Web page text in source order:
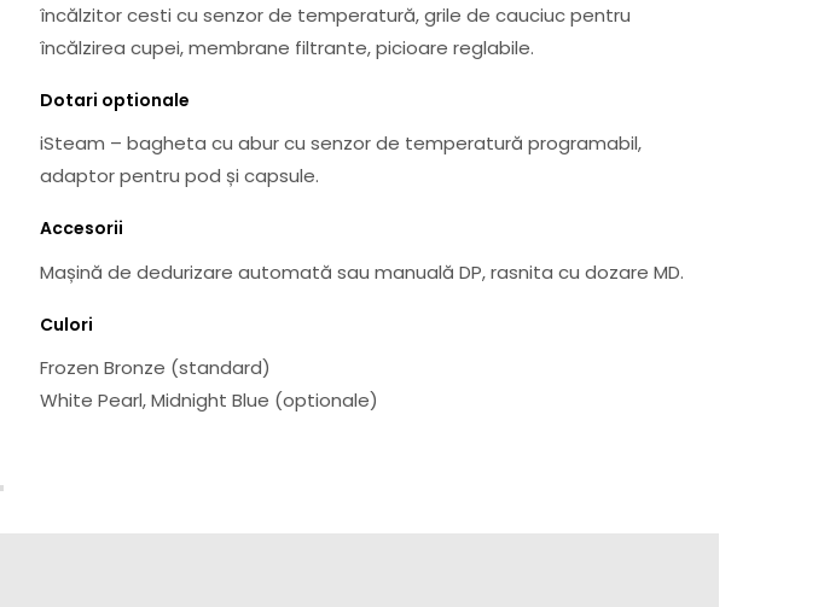
încălzitor cesti cu senzor de temperatură, grile de cauciuc pentru
încălzirea cupei, membrane filtrante, picioare reglabile.
Dotari optionale
iSteam – bagheta cu abur cu senzor de temperatură programabil,
adaptor pentru pod și capsule.
Accesorii
Mașină de dedurizare automată sau manuală DP, rasnita cu dozare MD.
Culori
Frozen Bronze (standard)
White Pearl, Midnight Blue (optionale)